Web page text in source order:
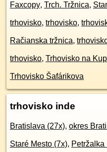
Faxcopy, Trch. Tržnica,
trhovisko, trhovisko,
Račianska tržnica,
trhovisko, Trhovisko na
Trhovisko Šafárikova
trhovisko inde
Bratislava (27x), okres
Staré Mesto (7x), Petržalka